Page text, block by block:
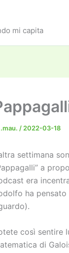
mi capita
.mau. / 2022-03-18
settimana
a
era
ha
così sentire
di